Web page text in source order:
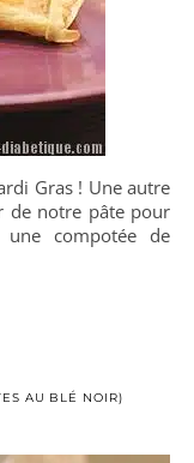
de notre pâte pour
une compotée de
AU BLÉ NOIR)